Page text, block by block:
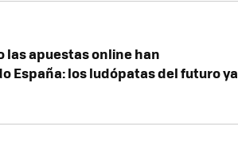
las apuestas online han
España: los ludópatas del futuro ya